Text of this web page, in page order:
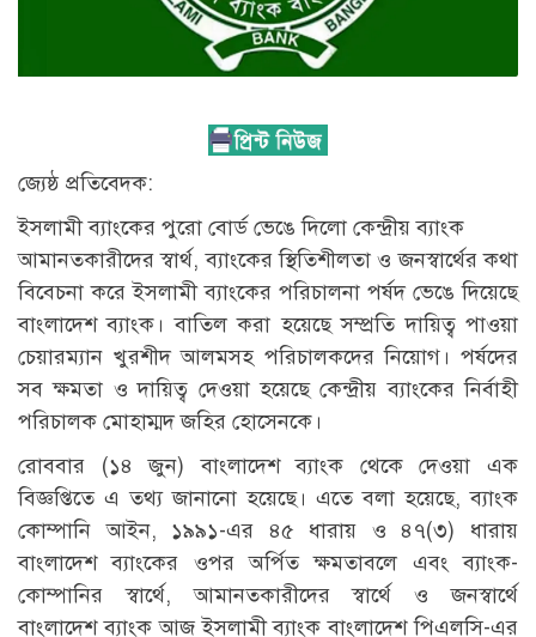
জ্যেষ্ঠ প্রতিবেদক:
ইসলামী ব্যাংকের পুরো বোর্ড ভেঙে দিলো কেন্দ্রীয় ব্যাংক
আমানতকারীদের স্বার্থ, ব্যাংকের স্থিতিশীলতা ও জনস্বার্থের কথা
বিবেচনা করে ইসলামী ব্যাংকের পরিচালনা পর্ষদ ভেঙে দিয়েছে
বাংলাদেশ ব্যাংক। বাতিল করা হয়েছে সম্প্রতি দায়িত্ব পাওয়া
চেয়ারম্যান খুরশীদ আলমসহ পরিচালকদের নিয়োগ। পর্ষদের
সব ক্ষমতা ও দায়িত্ব দেওয়া হয়েছে কেন্দ্রীয় ব্যাংকের নির্বাহী
পরিচালক মোহাম্মদ জহির হোসেনকে।
রোববার (১৪ জুন) বাংলাদেশ ব্যাংক থেকে দেওয়া এক
বিজ্ঞপ্তিতে এ তথ্য জানানো হয়েছে। এতে বলা হয়েছে, ব্যাংক
কোম্পানি আইন, ১৯৯১-এর ৪৫ ধারায় ও ৪৭(৩) ধারায়
বাংলাদেশ ব্যাংকের ওপর অর্পিত ক্ষমতাবলে এবং ব্যাংক-
কোম্পানির স্বার্থে, আমানতকারীদের স্বার্থে ও জনস্বার্থে
বাংলাদেশ ব্যাংক আজ ইসলামী ব্যাংক বাংলাদেশ পিএলসি-এর